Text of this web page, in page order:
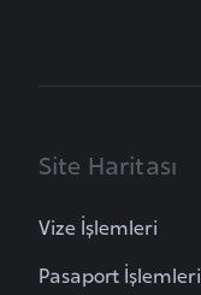
Site Haritası
Vize İşlemleri
Pasaport İşlemleri
i
a